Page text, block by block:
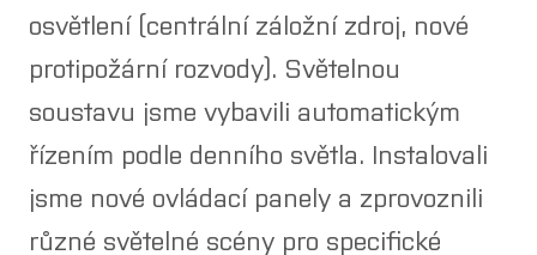
osvětlení (centrální záložní zdroj, nové
protipožární rozvody). Světelnou
soustavu jsme vybavili automatickým
řízením podle denního světla. Instalovali
jsme nové ovládací panely a zprovoznili
různé světelné scény pro specifické